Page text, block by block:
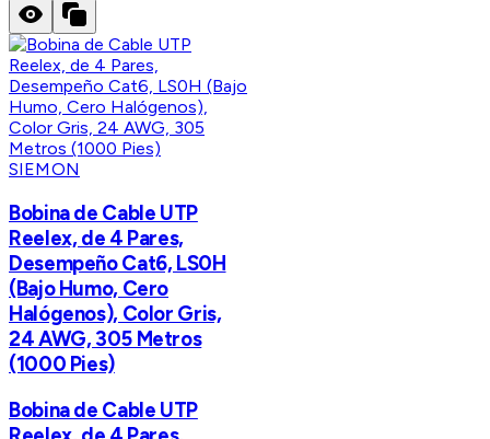
SIEMON
Bobina de Cable UTP
Reelex, de 4 Pares,
Desempeño Cat6, LS0H
(Bajo Humo, Cero
Halógenos), Color Gris,
24 AWG, 305 Metros
(1000 Pies)
Bobina de Cable UTP